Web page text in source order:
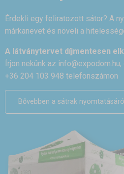
Érdekli egy feliratozott sátor? A
márkanevet és növeli a
A látványtervet díjmentesen
Írjon nekünk az info@expodom.hu,
+36 204 103 948 telefonszámon
Bővebben a sátrak nyomtatásáról